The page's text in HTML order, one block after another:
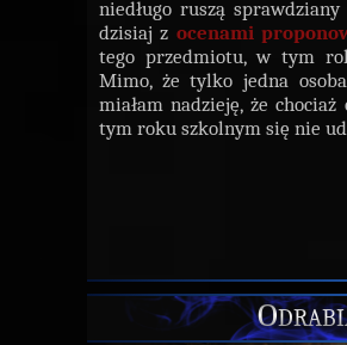
niedługo ruszą
dzisiaj z ocenami
tego przedmiotu, w tym
Mimo, że tylko jedna
miałam nadzieję, że
tym roku szkolnym się nie